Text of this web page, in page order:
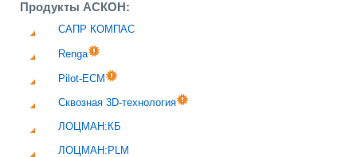
Продукты АСКОН:
САПР КОМПАС
Renga
Pilot-ECM
Сквозная 3D-технология
ЛОЦМАН:КБ
ЛОЦМАН:PLM